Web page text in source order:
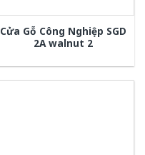
Cửa Gỗ Công Nghiệp SGD
2A walnut 2